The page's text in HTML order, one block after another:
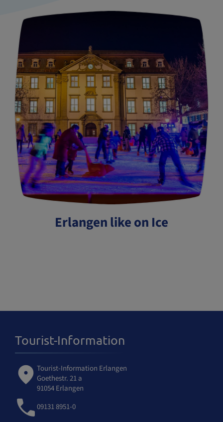
Erlangen like on Ice
Tourist-Information
Tourist-Information Erlangen
Goethestr. 21 a
91054 Erlangen
09131 8951-0